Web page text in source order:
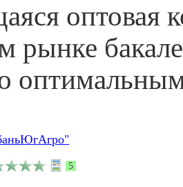
оптовая
рынке
5